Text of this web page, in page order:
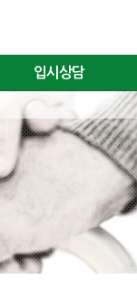
입시상담